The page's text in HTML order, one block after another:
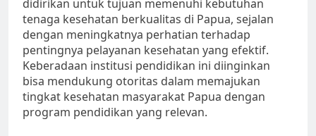
didirikan untuk tujuan memenuhi kebutuhan
tenaga kesehatan berkualitas di Papua, sejalan
dengan meningkatnya perhatian terhadap
pentingnya pelayanan kesehatan yang efektif.
Keberadaan institusi pendidikan ini diinginkan
bisa mendukung otoritas dalam memajukan
tingkat kesehatan masyarakat Papua dengan
program pendidikan yang relevan.